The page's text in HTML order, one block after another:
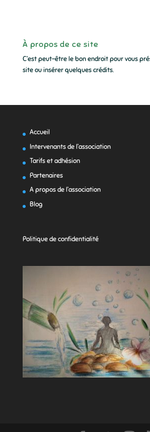
À propos de ce site
C’est peut-être le bon endroit pour vous
site ou insérer quelques crédits.
Accueil
Intervenants de l’association
Tarifs et adhésion
Partenaires
A propos de l’association
Blog
Politique de confidentialité